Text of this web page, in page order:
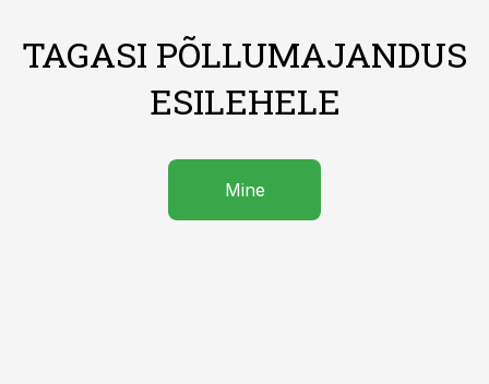
TAGASI PÕLLUMAJANDUS
ESILEHELE
Mine